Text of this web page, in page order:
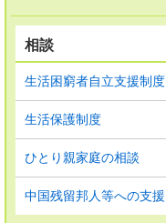
相談
生活困窮者自立支援制度
生活保護制度
ひとり親家庭の相談
中国残留邦人等への支援